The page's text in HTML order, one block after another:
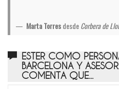
Marta TorresdesdeCorbera de
ESTER COMO
BARCELONA Y
COMENTA QUE...